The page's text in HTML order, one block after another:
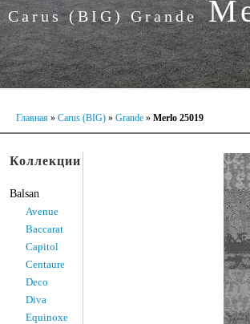
Carus (BIG) Grande
Главная » Carus (BIG) » Grande » Merlo 25019
Коллекции
Balsan
Avenue
Baccarat
Capitol
Centaure
Deco
Diva
Equinoxe